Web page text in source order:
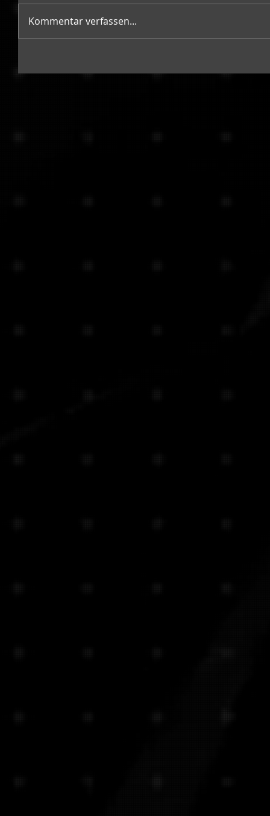
Kommentar verfassen...